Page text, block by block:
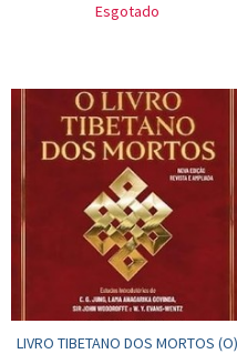
Esgotado
LIVRO TIBETANO DOS MORTOS (O)